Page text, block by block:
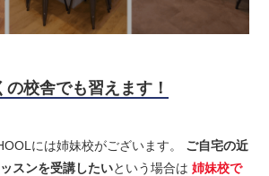
の校舎でも習えます！
には姉妹校がございます。 ご自宅の近
スンを受講したいという場合は姉妹校で